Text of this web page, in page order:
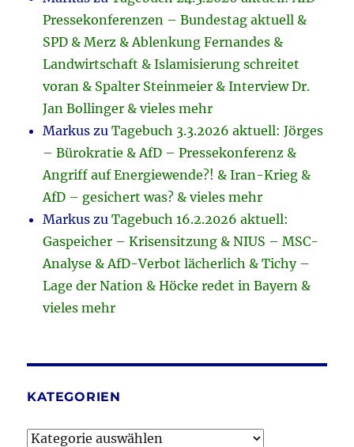
Pressekonferenzen – Bundestag aktuell &
SPD & Merz & Ablenkung Fernandes &
Landwirtschaft & Islamisierung schreitet
voran & Spalter Steinmeier & Interview Dr.
Jan Bollinger & vieles mehr
Markus zuTagebuch 3.3.2026 aktuell: Jörges
– Bürokratie & AfD – Pressekonferenz &
Angriff auf Energiewende?! & Iran-Krieg &
AfD – gesichert was? & vieles mehr
Markus zuTagebuch 16.2.2026 aktuell:
Gaspeicher – Krisensitzung & NIUS – MSC-
Analyse & AfD-Verbot lächerlich & Tichy –
Lage der Nation & Höcke redet in Bayern &
vieles mehr
KATEGORIEN
Kategorien